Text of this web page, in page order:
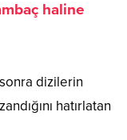
haline
dizilerin
hatırlatan